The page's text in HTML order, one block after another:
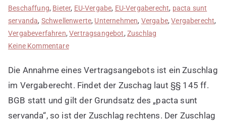
Beschaffung, Bieter, EU-Vergabe, EU-Vergaberecht, pacta sunt
servanda, Schwellenwerte, Unternehmen, Vergabe,Vergaberecht,
Vergabeverfahren,Vertragsangebot, Zuschlag
Keine Kommentarezu
erteilen
Die Annahme eines Vertragsangebots ist ein Zuschlag
im Vergaberecht. Findet der Zuschag laut §§ 145 ff.
BGB statt und gilt der Grundsatz des „pacta sunt
servanda“, so ist der Zuschlag rechtens. Der Zuschlag